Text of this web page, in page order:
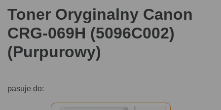
Toner Oryginalny Canon
CRG-069H (5096C002)
(Purpurowy)
pasuje do: